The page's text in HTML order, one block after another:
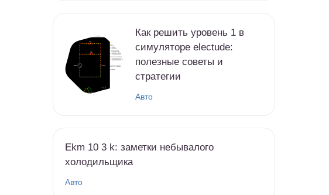
Как решить уровень 1 в
симуляторе electude:
полезные советы и
стратегии
Авто
Ekm 10 3 k: заметки небывалого
холодильщика
Авто